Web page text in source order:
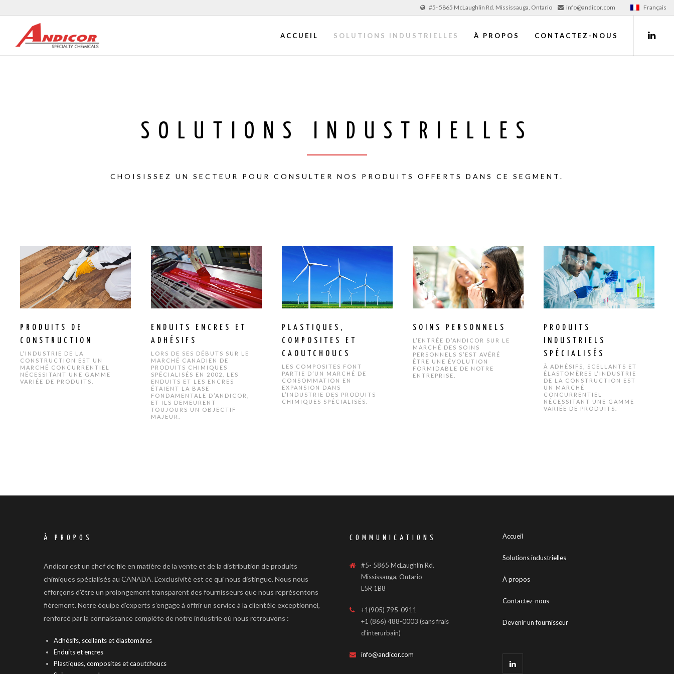
#5- 5865 McLaughlin Rd. Mississauga, Ontario info@andicor.com Français
ACCUEIL SOLUTIONS INDUSTRIELLES À PROPOS CONTACTEZ-NOUS
SOLUTIONS INDUSTRIELLES
CHOISISSEZ UN SECTEUR POUR CONSULTER NOS PRODUITS OFFERTS DANS CE SEGMENT.
PRODUITS DE
CONSTRUCTION
L‘INDUSTRIE DE LA
CONSTRUCTION EST UN
MARCHÉ CONCURRENTIEL
NÉCESSITANT UNE GAMME
VARIÉE DE PRODUITS.
ENDUITS ENCRES ET
ADHÉSIFS
LORS DE SES DÉBUTS SUR LE
MARCHÉ CANADIEN DE
PRODUITS CHIMIQUES
SPÉCIALISÉS EN 2002, LES
ENDUITS ET LES ENCRES
ÉTAIENT LA BASE
FONDAMENTALE D’ANDICOR,
ET ILS DEMEURENT
TOUJOURS UN OBJECTIF
MAJEUR.
PLASTIQUES,
COMPOSITES ET
CAOUTCHOUCS
LES COMPOSITES FONT
PARTIE D’UN MARCHÉ DE
CONSOMMATION EN
EXPANSION DANS
L’INDUSTRIE DES PRODUITS
CHIMIQUES SPÉCIALISÉS.
SOINS PERSONNELS
L’ENTRÉE D’ANDICOR SUR LE
MARCHÉ DES SOINS
PERSONNELS S’EST AVÉRÉ
ÊTRE UNE ÉVOLUTION
FORMIDABLE DE NOTRE
ENTREPRISE.
PRODUITS
INDUSTRIELS
SPÉCIALISÉS
À ADHÉSIFS, SCELLANTS ET
ÉLASTOMÈRES L‘INDUSTRIE
DE LA CONSTRUCTION EST
UN MARCHÉ
CONCURRENTIEL
NÉCESSITANT UNE GAMME
VARIÉE DE PRODUITS.
À PROPOS
Andicor est un chef de file en matière de la vente et de la distribution de produits
chimiques spécialisés au CANADA. L’exclusivité est ce qui nous distingue. Nous nous
efforçons d’être un prolongement transparent des fournisseurs que nous représentons
fièrement. Notre équipe d’experts s’engage à offrir un service à la clientèle exceptionnel,
renforcé par la connaissance complète de notre industrie où nous retrouvons :
Adhésifs, scellants et élastomères
Enduits et encres
Plastiques, composites et caoutchoucs
COMMUNICATIONS
#5- 5865 McLaughlin Rd.
Mississauga, Ontario
L5R 1B8
+1(905) 795-0911
+1 (866) 488-0003 (sans frais
d’interurbain)
info@andicor.com
Accueil
Solutions industrielles
À propos
Contactez-nous
Devenir un fournisseur